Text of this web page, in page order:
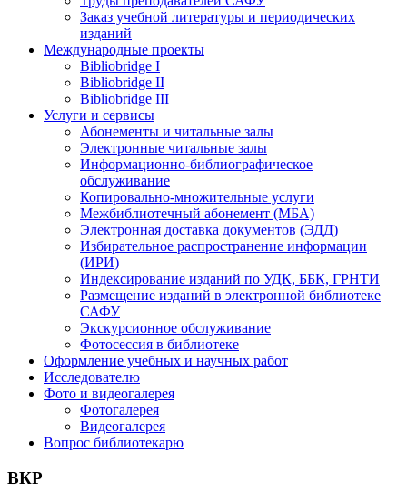
Заказ учебной литературы и периодических
изданий
Международные проекты
Bibliobridge I
Bibliobridge II
Bibliobridge III
Услуги и сервисы
Абонементы и читальные залы
Электронные читальные залы
Информационно-библиографическое
обслуживание
Копировально-множительные услуги
Межбиблиотечный абонемент (МБА)
Электронная доставка документов (ЭДД)
Избирательное распространение информации
(ИРИ)
Индексирование изданий по УДК, ББК, ГРНТИ
Размещение изданий в электронной библиотеке
САФУ
Экскурсионное обслуживание
Фотосессия в библиотеке
Оформление учебных и научных работ
Исследователю
Фото и видеогалерея
Фотогалерея
Видеогалерея
Вопрос библиотекарю
ВКР